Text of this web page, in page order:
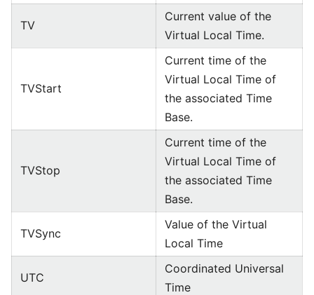
TV
Current value of the
Virtual Local Time.
TVStart
Current time of the
Virtual Local Time of
the associated Time
Base.
TVStop
Current time of the
Virtual Local Time of
the associated Time
Base.
TVSync
Value of the Virtual
Local Time
UTC
Coordinated Universal
Time